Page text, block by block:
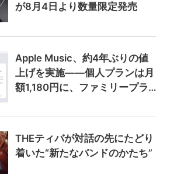
が8月4日より数量限定発売
Apple Music、約4年ぶりの値
上げを実施——個人プランは月
額1,180円に、ファミリープラ
THEティバが対話の先にたどり
着いた“新たなバンドのかたち”